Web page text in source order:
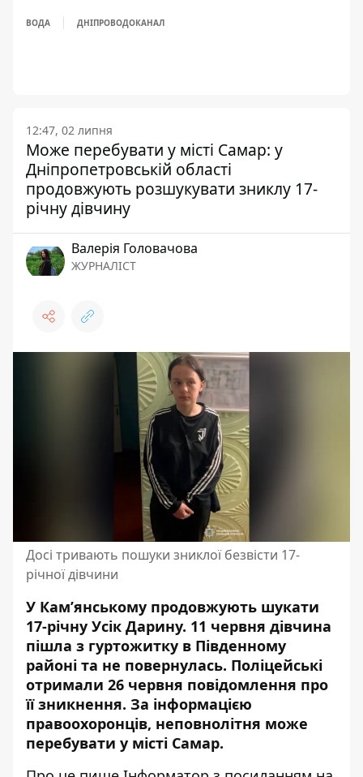
ВОДА ДНІПРОВОДОКАНАЛ
12:47, 02 липня
Може перебувати у місті Самар: у
Дніпропетровській області
продовжують розшукувати зниклу 17-
річну дівчину
Валерія Головачова
ЖУРНАЛІСТ
Досі тривають пошуки зниклої безвісти 17-
річної дівчини
У Кам’янському продовжують шукати
17-річну Усік Дарину. 11 червня дівчина
пішла з гуртожитку в Південному
районі та не повернулась. Поліцейські
отримали 26 червня повідомлення про
її зникнення. За інформацією
правоохоронців, неповнолітня може
перебувати у місті Самар.